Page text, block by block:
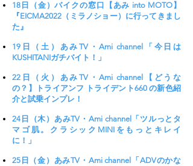
18日（金）バイクの窓口【あみ into MOTO】
『EICMA2022（ミラノショー）に行ってきまし
た』
19日（土）あみTV・Ami channel「今日は
KUSHITANIガチバイト！」
22日（火）あみTV・Ami channel【どうな
の？】トライアンフ トライデント660 の新色紹
介と試乗インプレ！
24日（木）あみTV・Ami channel「ツルっとタ
マゴ肌。クラシックMINIをもっとキレイ
に！」
25日（金）あみTV・Ami channel「ADVのかな